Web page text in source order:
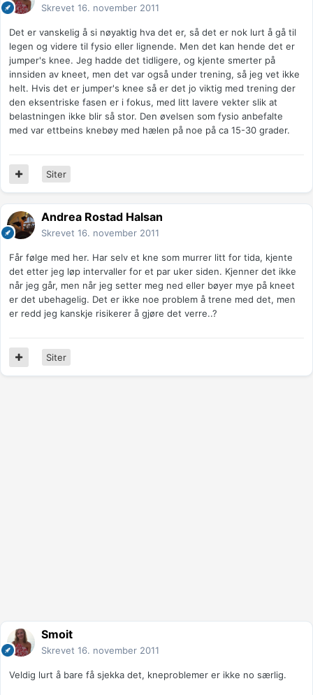
Skrevet 16. november 2011
Det er vanskelig å si nøyaktig hva det er, så det er nok lurt å gå til
legen og videre til fysio eller lignende. Men det kan hende det er
jumper's knee. Jeg hadde det tidligere, og kjente smerter på
innsiden av kneet, men det var også under trening, så jeg vet ikke
helt. Hvis det er jumper's knee så er det jo viktig med trening der
den eksentriske fasen er i fokus, med litt lavere vekter slik at
belastningen ikke blir så stor. Den øvelsen som fysio anbefalte
med var ettbeins knebøy med hælen på noe på ca 15-30 grader.
Siter
Andrea Rostad Halsan
Skrevet 16. november 2011
Får følge med her. Har selv et kne som murrer litt for tida, kjente
det etter jeg løp intervaller for et par uker siden. Kjenner det ikke
når jeg går, men når jeg setter meg ned eller bøyer mye på kneet
er det ubehagelig. Det er ikke noe problem å trene med det, men
er redd jeg kanskje risikerer å gjøre det verre..?
Siter
Smoit
Skrevet 16. november 2011
Veldig lurt å bare få sjekka det, kneproblemer er ikke no særlig.